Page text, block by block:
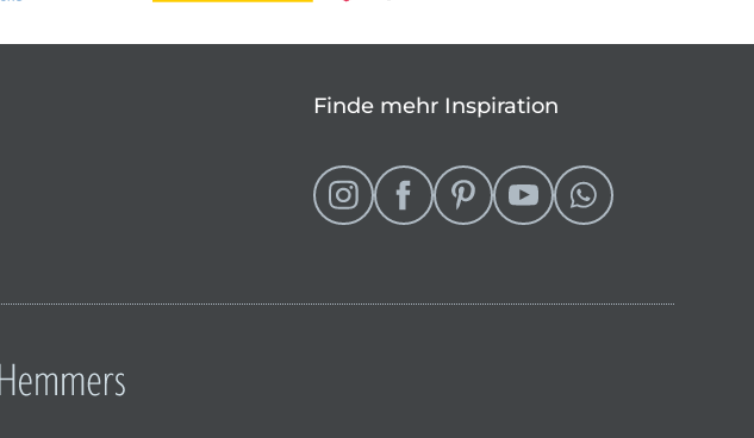
Finde mehr Inspiration